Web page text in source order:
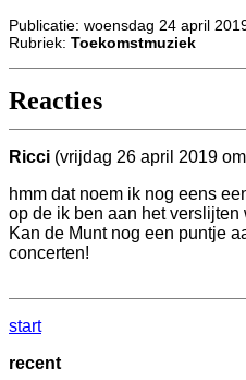
Publicatie: woensdag 24 april
Rubriek: Toekomstmuziek
Reacties
Ricci (vrijdag 26 april 2019
hmm dat noem ik nog eens
op de ik ben aan het verslijten
Kan de Munt nog een puntje
concerten!
start
recent